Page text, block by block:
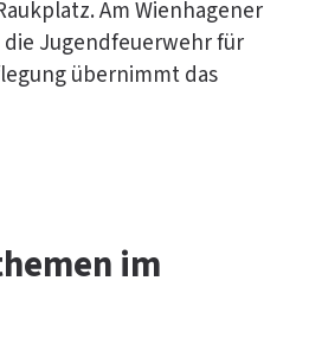
Am Wienhagener
Jugendfeuerwehr für
übernimmt das
im